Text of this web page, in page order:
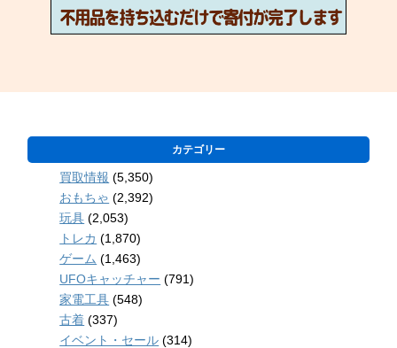
カテゴリー
買取情報 (5,350)
おもちゃ (2,392)
玩具 (2,053)
トレカ (1,870)
ゲーム (1,463)
UFOキャッチャー (791)
家電工具 (548)
古着 (337)
イベント・セール (314)